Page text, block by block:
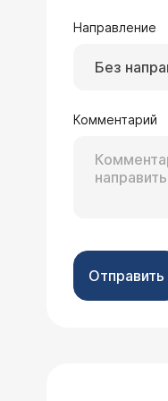
Направление
Без
Комментарий
Отправить